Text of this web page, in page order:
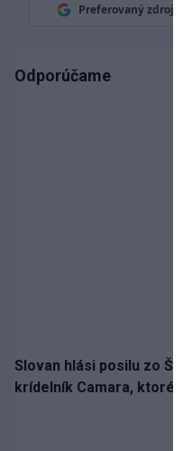
Preferovaný zdroj
Odporúčame
Slovan hlási posilu zo
krídelník Camara,